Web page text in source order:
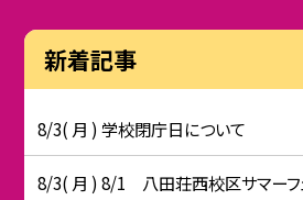
新着記事
8/3( 月 ) 学校閉庁日について
8/3( 月 ) 8/1 八田荘西校区サマーフ